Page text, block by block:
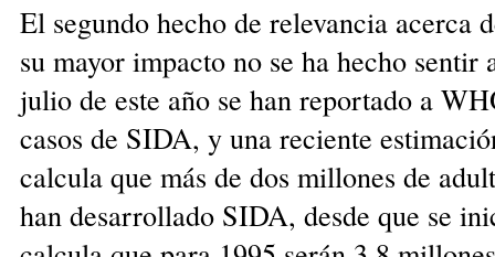
El segundo hecho de relevancia acerca
su mayor impacto no se ha hecho sentir
julio de este año se han reportado a
casos de SIDA, y una reciente
calcula que más de dos millones de
han desarrollado SIDA, desde que se